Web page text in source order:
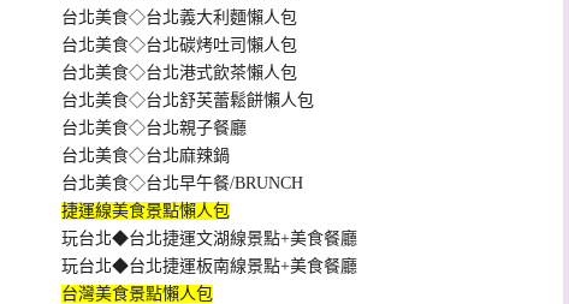
台北美食◇台北義大利麵懶人包
台北美食◇台北碳烤吐司懶人包
台北美食◇台北港式飲茶懶人包
台北美食◇台北舒芙蕾鬆餅懶人包
台北美食◇台北親子餐廳
台北美食◇台北麻辣鍋
台北美食◇台北早午餐/BRUNCH
捷運線美食景點懶人包
玩台北◆台北捷運文湖線景點+美食餐廳
玩台北◆台北捷運板南線景點+美食餐廳
台灣美食景點懶人包